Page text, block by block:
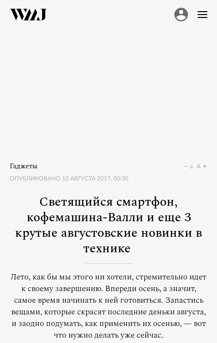
Гаджеты
ОПУБЛИКОВАНО 10 АВГУСТА 2017, 00:30
a A
Светящийся смартфон,
кофемашина-Валли и еще 3
крутые августовские новинки в
технике
Лето, как бы мы этого ни хотели, стремительно идет
к своему завершению. Впереди осень, а значит,
самое время начинать к ней готовиться. Запастись
вещами, которые скрасят последние деньки августа,
и заодно подумать, как применить их осенью, — вот
что нужно делать уже сейчас.